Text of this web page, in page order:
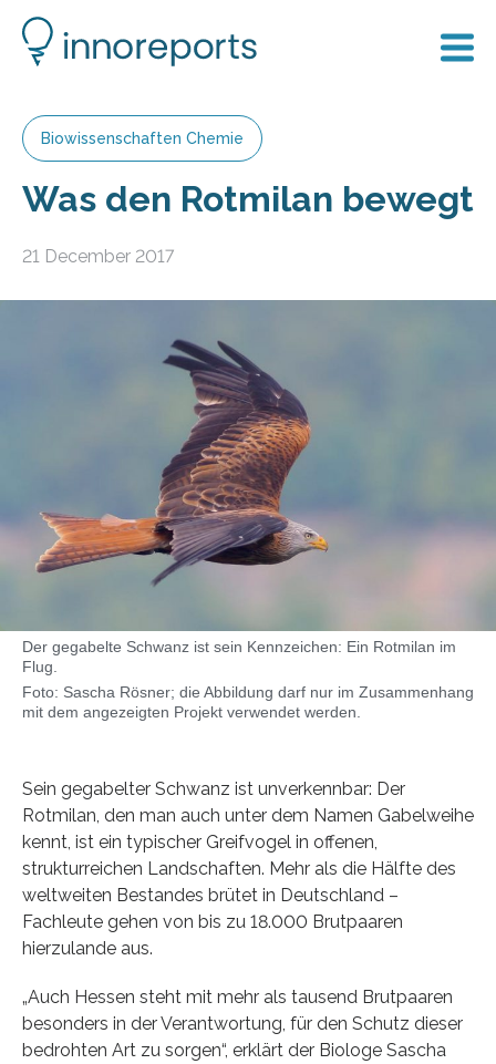
Biowissenschaften Chemie
Was den Rotmilan bewegt
21 December 2017
Der gegabelte Schwanz ist sein Kennzeichen: Ein Rotmilan im
Flug.
Foto: Sascha Rösner; die Abbildung darf nur im Zusammenhang
mit dem angezeigten Projekt verwendet werden.
Sein gegabelter Schwanz ist unverkennbar: Der
Rotmilan, den man auch unter dem Namen Gabelweihe
kennt, ist ein typischer Greifvogel in offenen,
strukturreichen Landschaften. Mehr als die Hälfte des
weltweiten Bestandes brütet in Deutschland –
Fachleute gehen von bis zu 18.000 Brutpaaren
hierzulande aus.
„Auch Hessen steht mit mehr als tausend Brutpaaren
besonders in der Verantwortung, für den Schutz dieser
bedrohten Art zu sorgen“, erklärt der Biologe Sascha